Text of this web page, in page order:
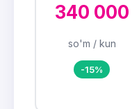
340 000
so'm / kun
-15%